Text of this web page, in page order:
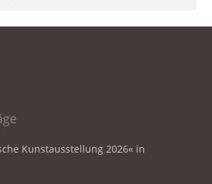
Kunstausstellung 2026« in